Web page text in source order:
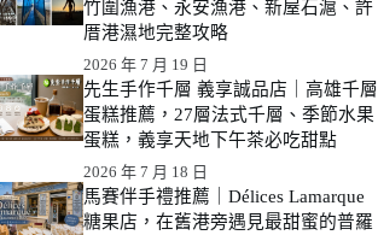
竹圍漁港、永安漁港、新屋石滬、許
厝港濕地完整攻略
2026 年 7 月 19 日
先生手作千層 義享誠品店｜高雄千層
蛋糕推薦，27層法式千層、季節水果
蛋糕，義享天地下午茶必吃甜點
2026 年 7 月 18 日
馬賽伴手禮推薦｜Délices Lamarque
糖果店，在舊港旁遇見最甜蜜的普羅